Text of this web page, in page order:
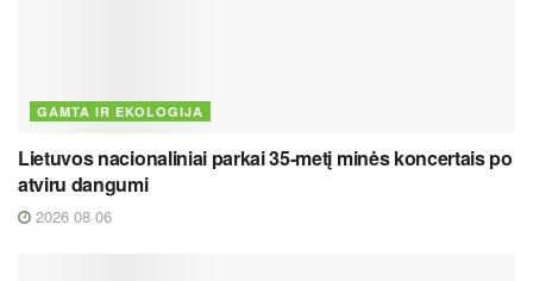
GAMTA IR EKOLOGIJA
Lietuvos nacionaliniai parkai 35-metį minės koncertais po
atviru dangumi
2026 08 06